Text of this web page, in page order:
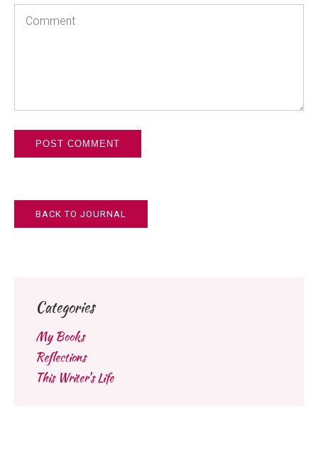
BACK TO JOURNAL
Categories
My Books
Reflections
This Writer's Life